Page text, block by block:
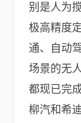
别是人为搅
极高精度
通、自动
场景的无
都现已完
柳汽和希